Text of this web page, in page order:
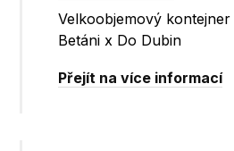
Velkoobjemový
Betáni x Do Dubin
Přejít na více informací